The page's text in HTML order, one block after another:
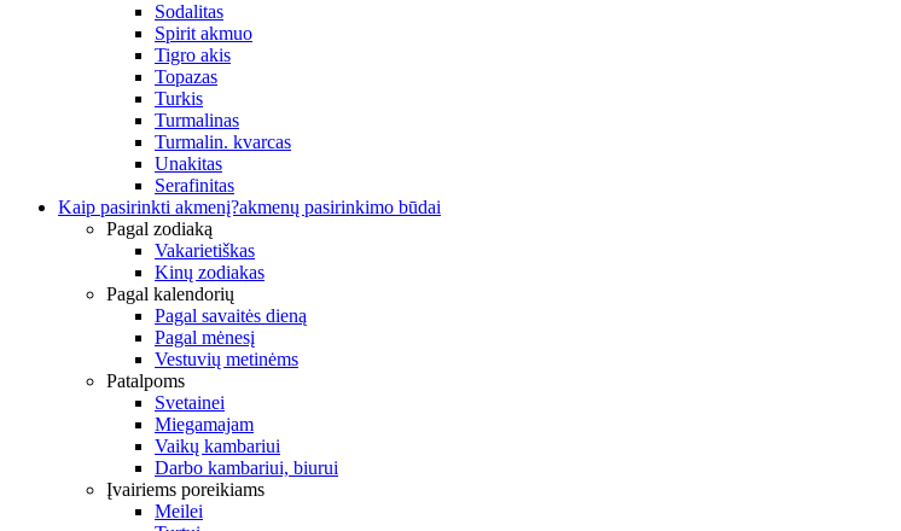
Sodalitas
Spirit akmuo
Tigro akis
Topazas
Turkis
Turmalinas
Turmalin. kvarcas
Unakitas
Serafinitas
Kaip pasirinkti akmenį?akmenų pasirinkimo būdai
Pagal zodiaką
Vakarietiškas
Kinų zodiakas
Pagal kalendorių
Pagal savaitės dieną
Pagal mėnesį
Vestuvių metinėms
Patalpoms
Svetainei
Miegamajam
Vaikų kambariui
Darbo kambariui, biurui
Įvairiems poreikiams
Meilei